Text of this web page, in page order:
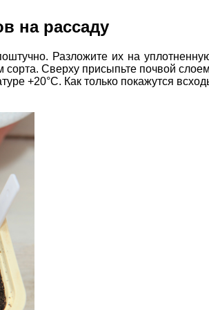
на рассаду
Разложите их на
Сверху присыпьте почвой
+20°С. Как только покажутся